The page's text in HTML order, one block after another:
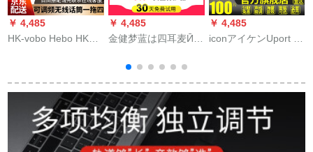
￥ 4,485
HK-vobo Hebo HK
します。マイク出演
会议舞台の家庭ktvネ
タは4つの黒い首をか
けています。
￥ 4,485
金健梦蓝は四耳麦Ӣ装
演出舞台「マイクU段
ktv屋外结婚祝の家庭
用无线マイクを引く
と、四専用の麦を持
つ／安全防卫箱を持
つ
￥ 4,485
iconアイケンUport 2
放送でブラボー录音
という名前です。ま
た、一般的なクレジ
ットカードで